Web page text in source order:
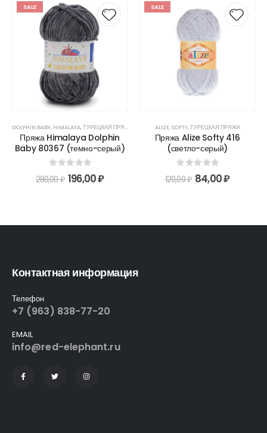
SALE
DOLPHIN BABY, HIMALAYA,ТУРЕЦКАЯ ПРЯЖА
Пряжа Himalaya Dolphin
Baby 80367 (темно-серый)
out of 5
280,00₽ 196,00₽
SALE
ALIZE,SOFTY,ТУРЕЦКАЯ ПРЯЖА
Пряжа Alize Softy 416
(светло-серый)
out of 5
120,00₽ 84,00₽
Контактная информация
Телефон
+7 (963) 838-77-20
EMAIL
info@red-elephant.ru